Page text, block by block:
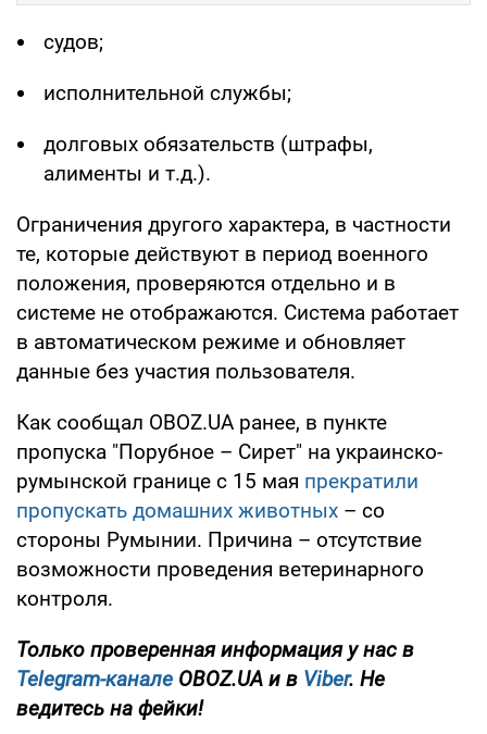
судов;
исполнительной службы;
долговых обязательств (штрафы,
алименты и т.д.).
Ограничения другого характера, в частности
те, которые действуют в период военного
положения, проверяются отдельно и в
системе не отображаются. Система работает
в автоматическом режиме и обновляет
данные без участия пользователя.
Как сообщал OBOZ.UA ранее, в пункте
пропуска "Порубное – Сирет" на украинско-
румынской границе с 15 мая прекратили
пропускать домашних животных – со
стороны Румынии. Причина – отсутствие
возможности проведения ветеринарного
контроля.
Только проверенная информация у нас в
Telegram-канале OBOZ.UA и в Viber. Не
ведитесь на фейки!